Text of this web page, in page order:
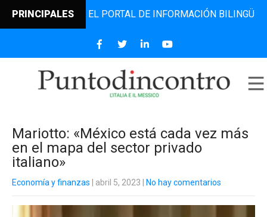
PRINCIPALESEL PORTAL DE INFORMACIÓN BILINGÜE QUE
Mariotto: «México está cada vez más
en el mapa del sector privado
italiano»
Economía y finanzas | abril 5, 2023 No hay comentarios